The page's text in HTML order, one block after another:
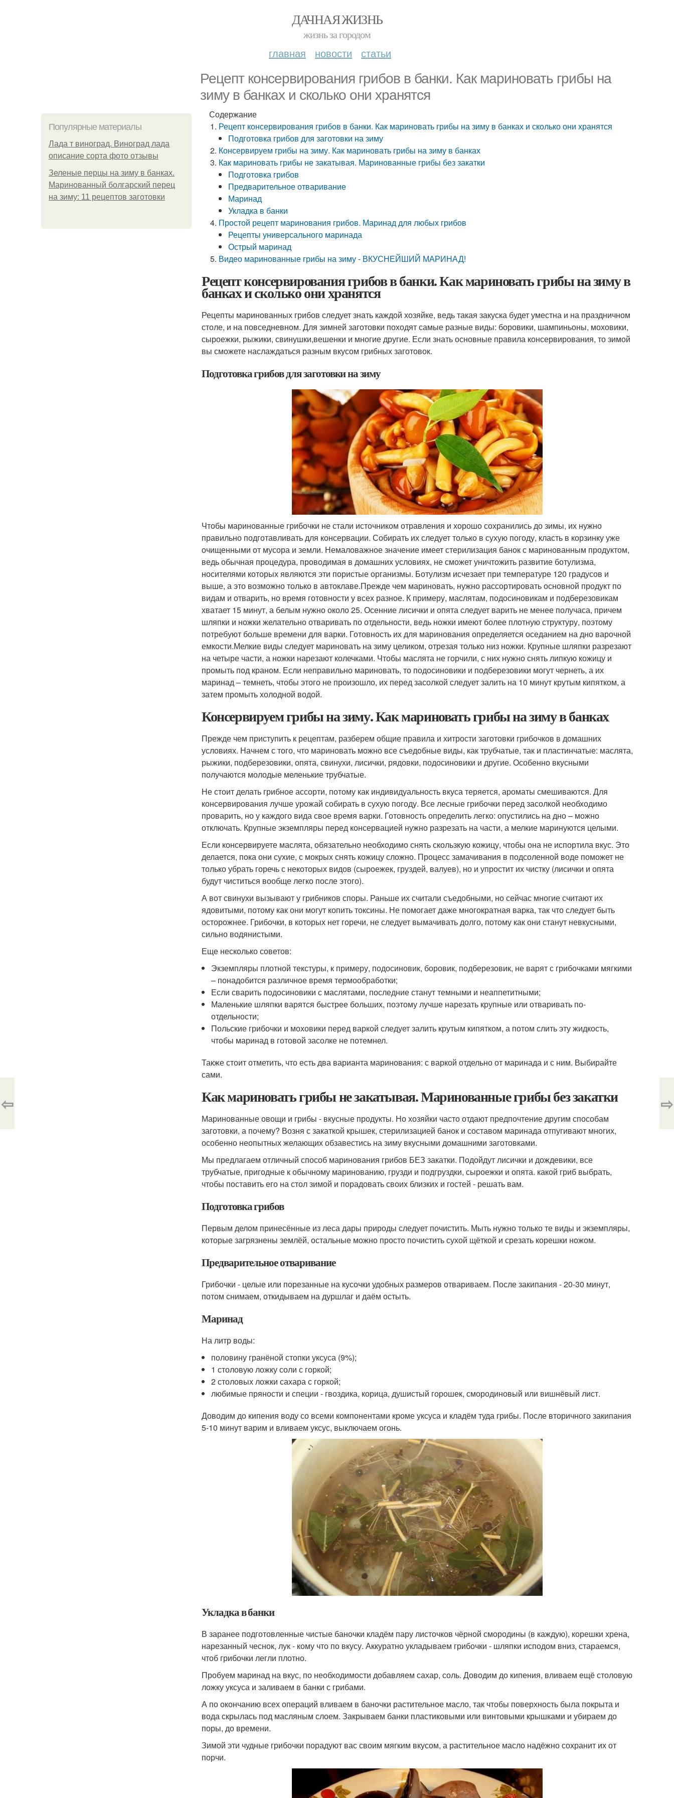
ДАЧНАЯ ЖИЗНЬ
жизнь за городом
главная новости статьи
Рецепт консервирования грибов в банки. Как мариновать грибы на
зиму в банках и сколько они хранятся
Популярные материалы
Лада т виноград. Виноград лада
описание сорта фото отзывы
Зеленые перцы на зиму в банках.
Маринованный болгарский перец
на зиму: 11 рецептов заготовки
Содержание
Рецепт консервирования грибов в банки. Как мариновать грибы на зиму в банках и сколько они хранятся
Подготовка грибов для заготовки на зиму
Консервируем грибы на зиму. Как мариновать грибы на зиму в банках
Как мариновать грибы не закатывая. Маринованные грибы без закатки
Подготовка грибов
Предварительное отваривание
Маринад
Укладка в банки
Простой рецепт маринования грибов. Маринад для любых грибов
Рецепты универсального маринада
Острый маринад
Видео маринованные грибы на зиму - ВКУСНЕЙШИЙ МАРИНАД!
Рецепт консервирования грибов в банки. Как мариновать грибы на зиму в
банках и сколько они хранятся
Рецепты маринованных грибов следует знать каждой хозяйке, ведь такая закуска будет уместна и на праздничном
столе, и на повседневном. Для зимней заготовки походят самые разные виды: боровики, шампиньоны, моховики,
сыроежки, рыжики, свинушки,­вешенки­ и многие другие. Если знать основные правила консервирования, то зимой
вы сможете наслаждаться разным вкусом грибных заготовок.
Подготовка грибов для заготовки на зиму
Чтобы маринованные грибочки не стали источником отравления и хорошо сохранились до зимы, их нужно
правильно подготавливать для консервации. Собирать их следует только в сухую погоду, класть в корзинку уже
очищенными от мусора и земли. Немаловажное значение имеет стерилизация банок с маринованным продуктом,
ведь обычная процедура, проводимая в домашних условиях, не сможет уничтожить развитие ботулизма,
носителями которых являются эти пористые организмы. Ботулизм исчезает при температуре 120 градусов и
выше, а это возможно только в автоклаве.Прежде чем мариновать, нужно рассортировать основной продукт по
видам и отварить, но время готовности у всех разное. К примеру, маслятам, подосиновикам и подберезовикам
хватает 15 минут, а белым нужно около 25. Осенние лисички и опята следует варить не менее получаса, причем
шляпки и ножки желательно отваривать по отдельности, ведь ножки имеют более плотную структуру, поэтому
потребуют больше времени для варки. Готовность их для маринования определяется оседанием на дно варочной
емкости.Мелкие виды следует мариновать на зиму целиком, отрезая только низ ножки. Крупные шляпки разрезают
на четыре части, а ножки нарезают колечками. Чтобы маслята не горчили, с них нужно снять липкую кожицу и
промыть под краном. Если неправильно мариновать, то подосиновики и подберезовики могут чернеть, а их
маринад – темнеть, чтобы этого не произошло, их перед засолкой следует залить на 10 минут крутым кипятком, а
затем промыть холодной водой.
Консервируем грибы на зиму. Как мариновать грибы на зиму в банках
Прежде чем приступить к рецептам, разберем общие правила и хитрости заготовки грибочков в домашних
условиях. Начнем с того, что мариновать можно все съедобные виды, как трубчатые, так и пластинчатые: маслята,
рыжики, подберезовики, опята, свинухи, лисички, рядовки, подосиновики и другие. Особенно вкусными
получаются молодые меленькие трубчатые.
Не стоит делать грибное ассорти, потому как индивидуальность вкуса теряется, ароматы смешиваются. Для
консервирования лучше урожай собирать в сухую погоду. Все лесные грибочки перед засолкой необходимо
проварить, но у каждого вида свое время варки. Готовность определить легко: опустились на дно – можно
отключать. Крупные экземпляры перед консервацией нужно разрезать на части, а мелкие маринуются целыми.
Если консервируете маслята, обязательно необходимо снять скользкую кожицу, чтобы она не испортила вкус. Это
делается, пока они сухие, с мокрых снять кожицу сложно. Процесс замачивания в подсоленной воде поможет не
только убрать горечь с некоторых видов (сыроежек, груздей, валуев), но и упростит их чистку (лисички и опята
будут чиститься вообще легко после этого).
А вот свинухи вызывают у грибников споры. Раньше их считали съедобными, но сейчас многие считают их
ядовитыми, потому как они могут копить токсины. Не помогает даже многократная варка, так что следует быть
осторожнее. Грибочки, в которых нет горечи, не следует вымачивать долго, потому как они станут невкусными,
сильно водянистыми.
Еще несколько советов:
Экземпляры плотной текстуры, к примеру, подосиновик, боровик, подберезовик, не варят с грибочками мягкими
– понадобится различное время термообработки;
Если сварить подосиновики с маслятами, последние станут темными и неаппетитными;
Маленькие шляпки варятся быстрее больших, поэтому лучше нарезать крупные или отваривать по-
отдельности;
Польские грибочки и моховики перед варкой следует залить крутым кипятком, а потом слить эту жидкость,
чтобы маринад в готовой засолке не потемнел.
Также стоит отметить, что есть два варианта маринования: с варкой отдельно от маринада и с ним. Выбирайте
сами.
Как мариновать грибы не закатывая. Маринованные грибы без закатки
Маринованные овощи и грибы - вкусные продукты. Но хозяйки часто отдают предпочтение другим способам
заготовки, а почему? Возня с закаткой крышек, стерилизацией банок и составом маринада отпугивают многих,
особенно неопытных желающих обзавестись на зиму вкусными домашними заготовками.
Мы предлагаем отличный способ маринования грибов БЕЗ закатки. Подойдут лисички и дождевики, все
трубчатые, пригодные к обычному маринованию, грузди и подгруздки, сыроежки и опята. какой гриб выбрать,
чтобы поставить его на стол зимой и порадовать своих близких и гостей - решать вам.
Подготовка грибов
Первым делом принесённые из леса дары природы следует почистить. Мыть нужно только те виды и экземпляры,
которые загрязнены землёй, остальные можно просто почистить сухой щёткой и срезать корешки ножом.
Предварительное отваривание
Грибочки - целые или порезанные на кусочки удобных размеров отвариваем. После закипания - 20-30 минут,
потом снимаем, откидываем на дуршлаг и даём остыть.
Маринад
На литр воды:
половину гранёной стопки уксуса (9%);
1 столовую ложку соли с горкой;
2 столовых ложки сахара с горкой;
любимые пряности и специи - гвоздика, корица, душистый горошек, смородиновый или вишнёвый лист.
Доводим до кипения воду со всеми компонентами кроме уксуса и кладём туда грибы. После вторичного закипания
5-10 минут варим и вливаем уксус, выключаем огонь.
Укладка в банки
В заранее подготовленные чистые баночки кладём пару листочков чёрной смородины (в каждую), корешки хрена,
нарезанный чеснок, лук - кому что по вкусу. Аккуратно укладываем грибочки - шляпки исподом вниз, стараемся,
чтоб грибочки легли плотно.
Пробуем маринад на вкус, по необходимости добавляем сахар, соль. Доводим до кипения, вливаем ещё столовую
ложку уксуса и заливаем в банки с грибами.
А по окончанию всех операций вливаем в баночки растительное масло, так чтобы поверхность была покрыта и
вода скрылась под масляным слоем. Закрываем банки пластиковыми или винтовыми крышками и убираем до
поры, до времени.
Зимой эти чудные грибочки порадуют вас своим мягким вкусом, а растительное масло надёжно сохранит их от
порчи.
⇦ ⇨